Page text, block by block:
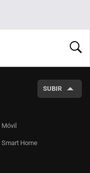
SUBIR
Móvil
Home